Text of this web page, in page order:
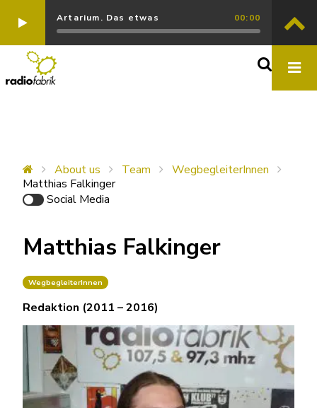
Artarium. Das etwas 00:00
About us Team
WegbegleiterInnen
Matthias Falkinger
Social Media
Matthias Falkinger
WegbegleiterInnen
Redaktion (2011 – 2016)